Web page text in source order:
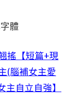
體
搖【短篇+現
(腦補女主愛
自立自強】